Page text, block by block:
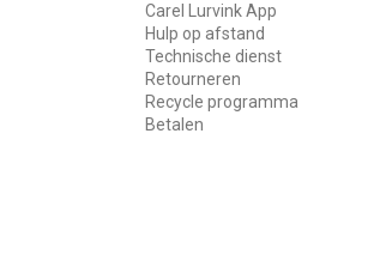
Carel Lurvink App
Hulp op afstand
Technische dienst
Retourneren
Recycle programma
Betalen